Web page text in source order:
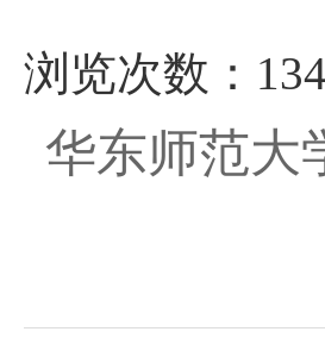
浏览次数：
华东师范大